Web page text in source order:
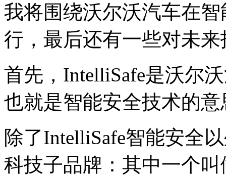
我将围绕沃尔沃汽车在
行，最后还有一些对未
首先，IntelliSafe是沃尔
也就是智能安全技术的意
除了IntelliSafe智能安全
科技子品牌：其中一个